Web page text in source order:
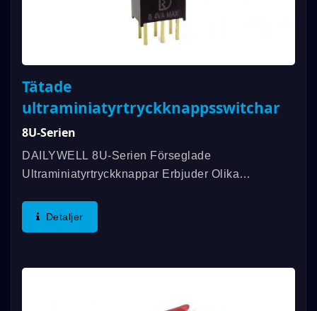
Tätade
ultraminiatyrtryckknappsswitchar
8U-Serien
DAILYWELL 8U-Serien Förseglade
Ultraminiatyrtryckknappar Erbjuder Olika
DPDT Och DPST Finns Tillgängliga, Och Med En
Skulpterad Bussning Kan Du Välja Mellan...
Detaljer